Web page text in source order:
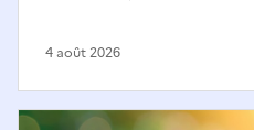
4 août 2026